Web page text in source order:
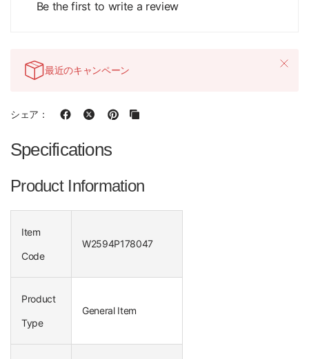
Be the first to write a review
最近のキャンペーン
シェア：
Specifications
Product Information
Item
Code
W2594P178047
Product
Type
General Item